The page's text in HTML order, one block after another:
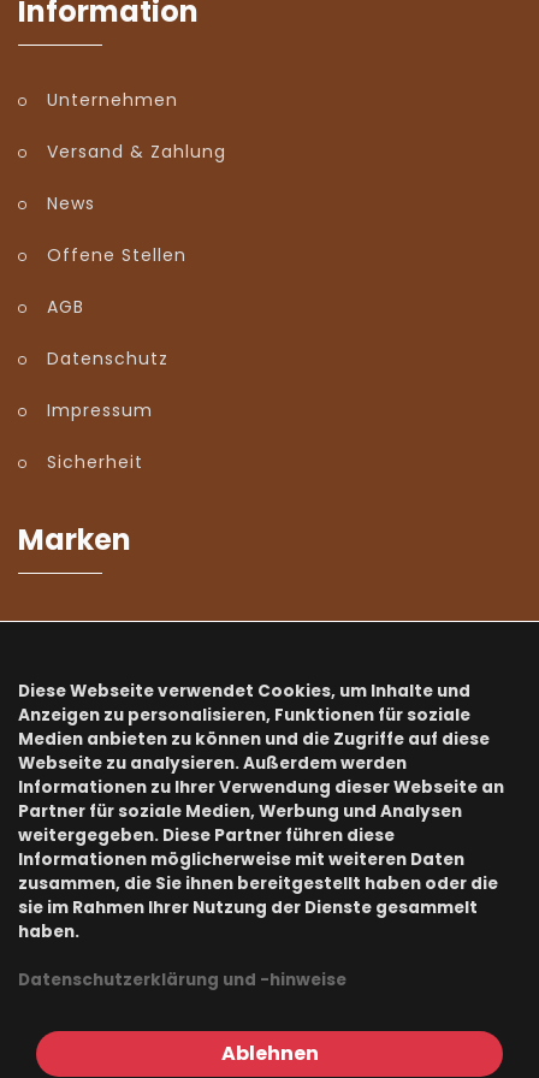
Information
Unternehmen
Versand & Zahlung
News
Offene Stellen
AGB
Datenschutz
Impressum
Sicherheit
Marken
Kialoa ist exklusiver CH-Distributor von:
...und Partner vieler weiterer starken Marken:
HARIO, EUREKA, AEROPRESS, CHEMEX, ACAIA, ILSA, BREWISTA,
RHINO, MOTTA, PULY, CKDC, FIORENZATO, ESPRO
Newsletter
Newsletteranmeldung
Diese Webseite verwendet Cookies, um Inhalte und
Anzeigen zu personalisieren, Funktionen für soziale
Medien anbieten zu können und die Zugriffe auf diese
Webseite zu analysieren. Außerdem werden
Informationen zu Ihrer Verwendung dieser Webseite an
Partner für soziale Medien, Werbung und Analysen
weitergegeben. Diese Partner führen diese
Informationen möglicherweise mit weiteren Daten
zusammen, die Sie ihnen bereitgestellt haben oder die
sie im Rahmen Ihrer Nutzung der Dienste gesammelt
haben.
Datenschutzerklärung und -hinweise
Ablehnen